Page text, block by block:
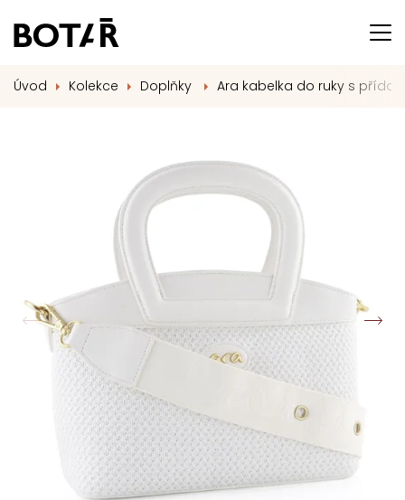
Úvod Kolekce Doplňky Ara kabelka do ruky s